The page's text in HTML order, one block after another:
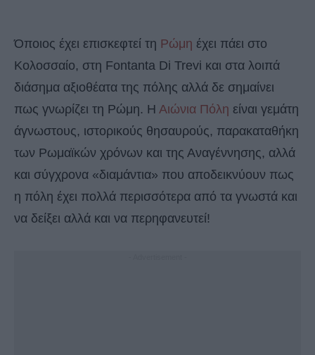
Όποιος έχει επισκεφτεί τη Ρώμη έχει πάει στο
Κολοσσαίο, στη Fontanta Di Trevi και στα λοιπά
διάσημα αξιοθέατα της πόλης αλλά δε σημαίνει
πως γνωρίζει τη Ρώμη. Η Αιώνια Πόλη είναι γεμάτη
άγνωστους, ιστορικούς θησαυρούς, παρακαταθήκη
των Ρωμαϊκών χρόνων και της Αναγέννησης, αλλά
και σύγχρονα «διαμάντια» που αποδεικνύουν πως
η πόλη έχει πολλά περισσότερα από τα γνωστά και
να δείξει αλλά και να περηφανευτεί!